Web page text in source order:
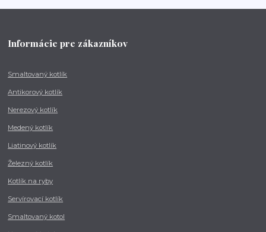
Informácie pre zákazníkov
Smaltovaný kotlík
Antikorový kotlík
Nerezový kotlík
Medený kotlík
Liatinový kotlík
Železný kotlík
Kotlík na ryby
Servírovací kotlík
Smaltovaný kotol